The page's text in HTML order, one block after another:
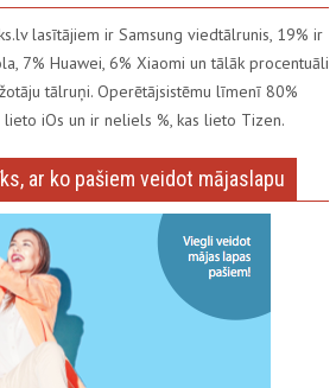
lasītājiem ir Samsung viedtālrunis, 19% ir
7% Huawei, 6% Xiaomi un tālāk procentuāli
tālruņi. Operētājsistēmu līmenī 80%
iOs un ir neliels %, kas lieto Tizen.
ar ko pašiem veidot mājaslapu